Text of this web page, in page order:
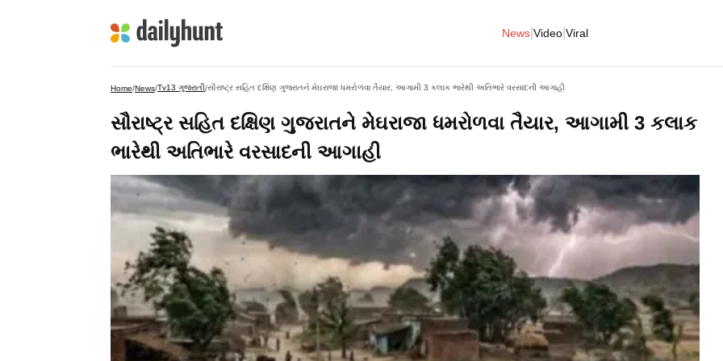
News Video Viral
Home/News/Tv13 ગુજરાતી/સૌરાષ્ટ્ર સહિત દક્ષિણ ગુજરાતને મેઘરાજા ધમરોળવા તૈયાર, આગામી 3 કલાક ભારેથી અતિભારે વરસાદની આગાહી
સૌરાષ્ટ્ર સહિત દક્ષિણ ગુજરાતને મેઘરાજા ધમરોળવા તૈયાર, આગામી 3 કલાક
ભારેથી અતિભારે વરસાદની આગાહી